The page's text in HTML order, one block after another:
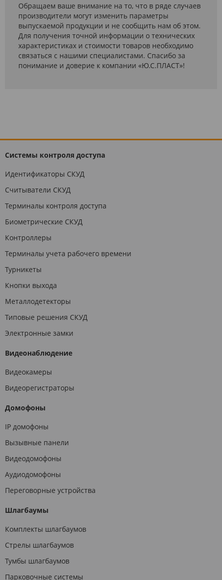
Обращаем ваше внимание на то, что в ряде случаев
производители могут изменить параметры
выпускаемой продукции и не сообщить нам об этом.
Для получения точной информации о технических
характеристиках и стоимости товаров необходимо
связаться с нашими специалистами. Спасибо за
понимание и доверие к компании «Ю.С.ПЛАСТ»!
Системы контроля доступа
Идентификаторы СКУД
Считыватели СКУД
Терминалы контроля доступа
Биометрические СКУД
Контроллеры
Терминалы учета рабочего времени
Турникеты
Кнопки выхода
Металлодетекторы
Типовые решения СКУД
Электронные замки
Видеонаблюдение
Видеокамеры
Видеорегистраторы
Домофоны
IP домофоны
Вызывные панели
Видеодомофоны
Аудиодомофоны
Переговорные устройства
Шлагбаумы
Комплекты шлагбаумов
Стрелы шлагбаумов
Тумбы шлагбаумов
Парковочные системы